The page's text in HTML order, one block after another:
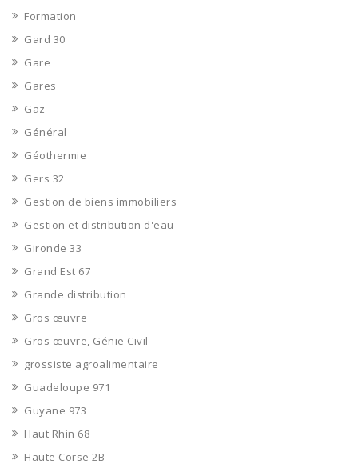
Formation
Gard 30
Gare
Gares
Gaz
Général
Géothermie
Gers 32
Gestion de biens immobiliers
Gestion et distribution d'eau
Gironde 33
Grand Est 67
Grande distribution
Gros œuvre
Gros œuvre, Génie Civil
grossiste agroalimentaire
Guadeloupe 971
Guyane 973
Haut Rhin 68
Haute Corse 2B